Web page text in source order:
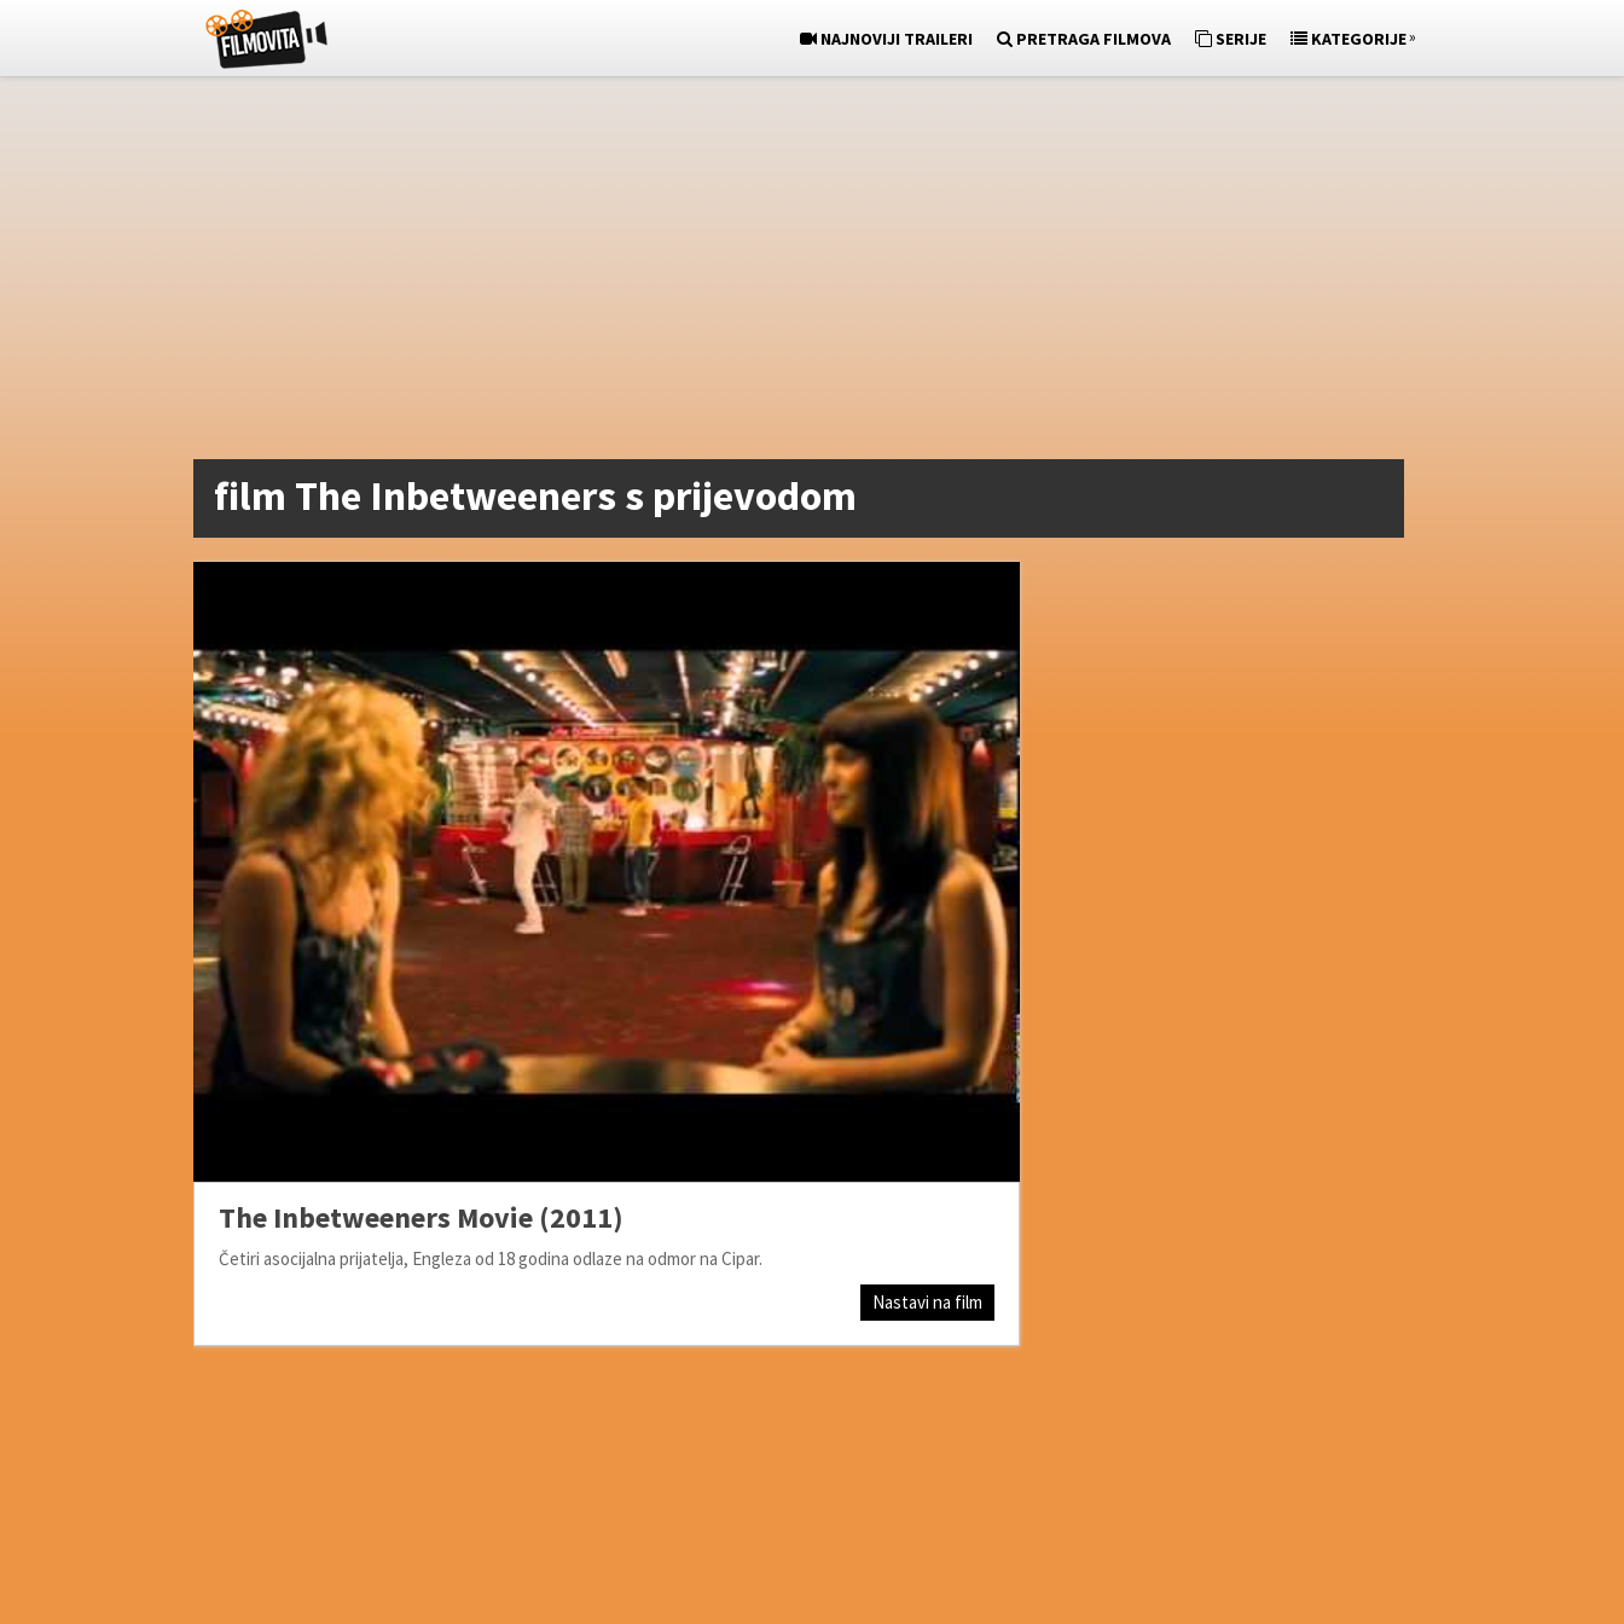
NAJNOVIJI TRAILERI PRETRAGA FILMOVA SERIJE KATEGORIJE»
film The Inbetweeners s prijevodom
The Inbetweeners Movie (2011)
Četiri asocijalna prijatelja, Engleza od 18 godina odlaze na odmor na Cipar.
Nastavi na film